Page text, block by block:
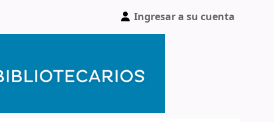
Ingresar a su cuenta